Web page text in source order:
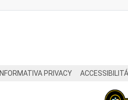
INFORMATIVA PRIVACY ACCESSIBILITÁ